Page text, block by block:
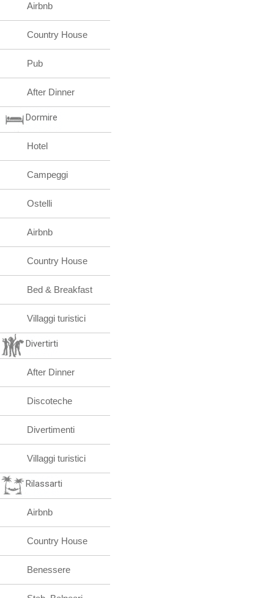
Airbnb
Country House
Pub
After Dinner
Dormire
Hotel
Campeggi
Ostelli
Airbnb
Country House
Bed & Breakfast
Villaggi turistici
Divertirti
After Dinner
Discoteche
Divertimenti
Villaggi turistici
Rilassarti
Airbnb
Country House
Benessere